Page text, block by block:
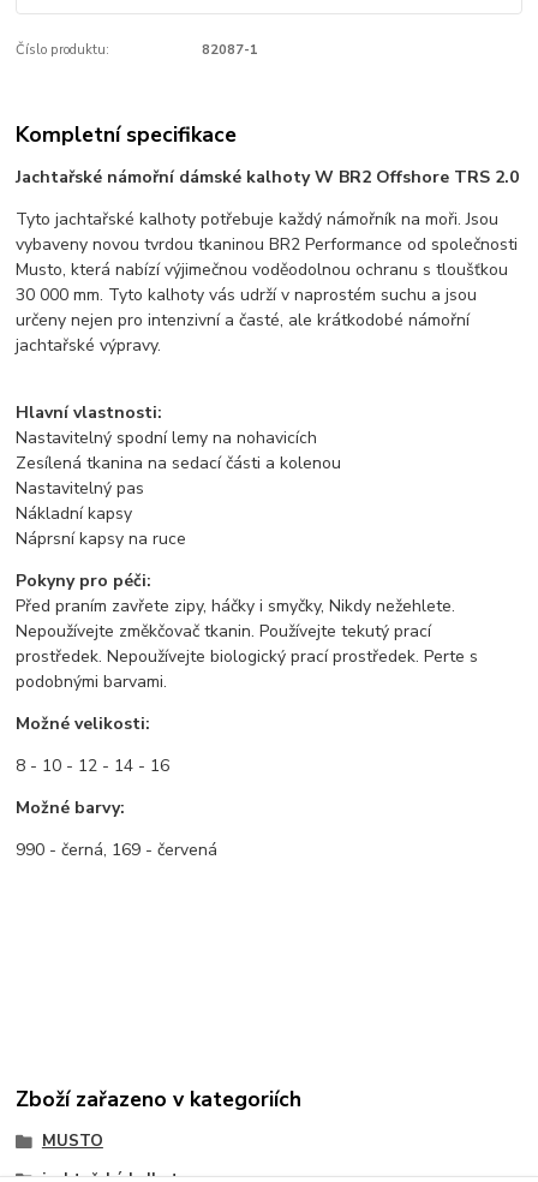
Číslo produktu: 82087-1
Kompletní specifikace
Jachtařské námořní dámské kalhoty W BR2 Offshore TRS 2.0
Tyto jachtařské kalhoty potřebuje každý námořník na moři. Jsou
vybaveny novou tvrdou tkaninou BR2 Performance od společnosti
Musto, která nabízí výjimečnou voděodolnou ochranu s tloušťkou
30 000 mm. Tyto kalhoty vás udrží v naprostém suchu a jsou
určeny nejen pro intenzivní a časté, ale krátkodobé námořní
jachtařské výpravy.
Hlavní vlastnosti:
Nastavitelný spodní lemy na nohavicích
Zesílená tkanina na sedací části a kolenou
Nastavitelný pas
Nákladní kapsy
Náprsní kapsy na ruce
Pokyny pro péči:
Před praním zavřete zipy, háčky i smyčky, Nikdy nežehlete.
Nepoužívejte změkčovač tkanin. Používejte tekutý prací
prostředek. Nepoužívejte biologický prací prostředek. Perte s
podobnými barvami.
Možné velikosti:
8 - 10 - 12 - 14 - 16
Možné barvy:
990 - černá, 169 - červená
Zboží zařazeno v kategoriích
MUSTO